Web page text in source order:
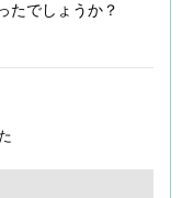
たでしょうか？